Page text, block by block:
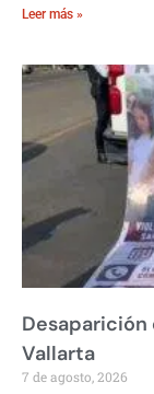
Leer más »
Desaparición
Vallarta
7 de agosto, 2026